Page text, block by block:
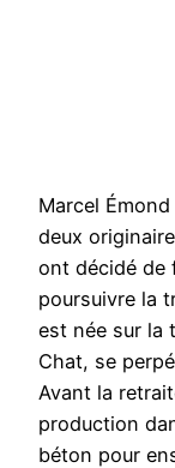
Marcel
deux
ont décidé de
poursuivre la
est née sur la
Chat, se
Avant la
production
béton pour